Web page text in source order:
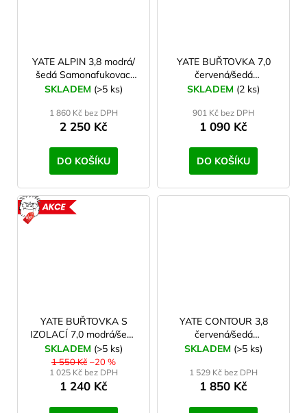
YATE ALPIN 3,8 modrá/
šedá Samonafukovací
karimatka
SKLADEM (>5 ks)
1 860 Kč bez DPH
2 250 Kč
DO KOŠÍKU
YATE BUŘTOVKA 7,0
červená/šedá
Nafukovací karimatka 6-
SKLADEM (2 ks)
901 Kč bez DPH
1 090 Kč
DO KOŠÍKU
YATE BUŘTOVKA S
IZOLACÍ 7,0 modrá/šedá
Nafukovací karimatka 6-
trubic
SKLADEM (>5 ks)
1 550 Kč –20 %
1 025 Kč bez DPH
1 240 Kč
YATE CONTOUR 3,8
červená/šedá
Samonafukovací
SKLADEM (>5 ks)
1 529 Kč bez DPH
1 850 Kč